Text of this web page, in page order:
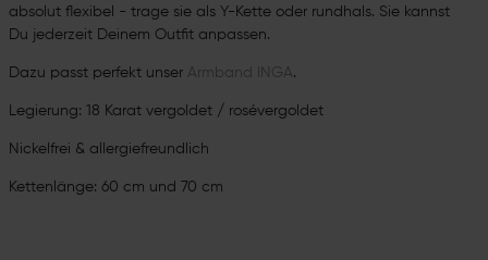
absolut flexibel - trage sie als Y-Kette oder rundhals. Sie kannst
Du jederzeit Deinem Outfit anpassen.
Dazu passt perfekt unser Armband INGA.
Legierung: 18 Karat vergoldet / rosévergoldet
Nickelfrei & allergiefreundlich
Kettenlänge: 60 cm und 70 cm